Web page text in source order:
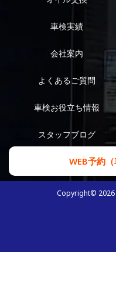
車検実績
会社案内
よくあるご質問
車検お役立ち情報
スタッフブログ
WEB予約（
Copyright© 2026